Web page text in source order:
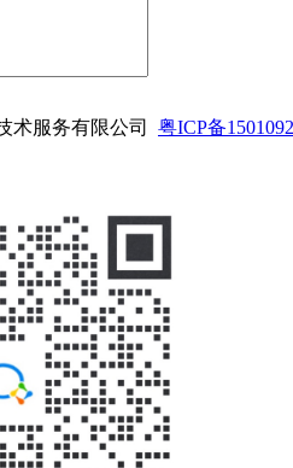
术服务有限公司 粤ICP备